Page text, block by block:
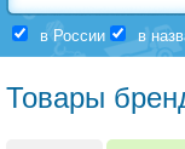
в России в
Товары